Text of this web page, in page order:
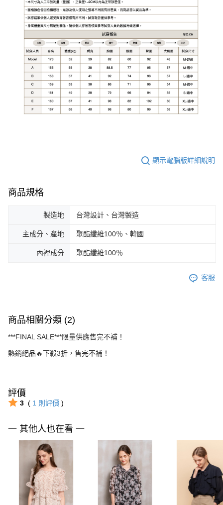
顯示電腦版詳細說明
商品規格
製造地 台灣設計、台灣製造
主成分、產地 聚酯纖維100％、韓國
內裡成分 聚酯纖維100％
客服
商品相關分類 (2)
***FINAL SALE***限量供應售完不補！
熱銷絕品🔥下殺3折，售完不補！
評價
3 ( 1 則評價 )
一 其他人也在看 一